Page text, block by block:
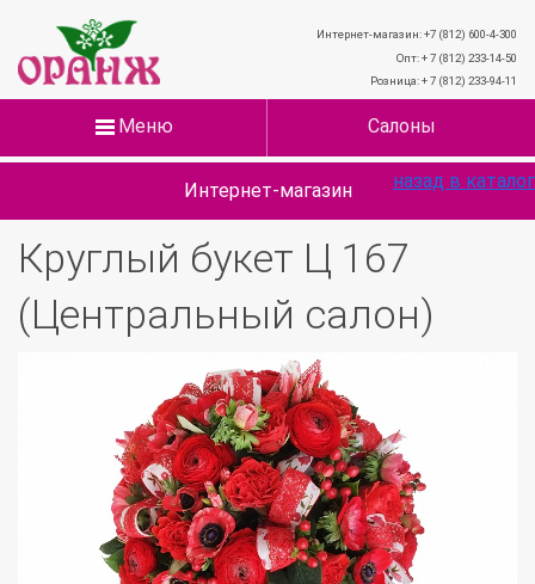
Интернет-магазин: +7 (812) 600-4-300
Опт: + 7 (812) 233-14-50
Розница: + 7 (812) 233-94-11
Меню Салоны
Интернет-магазин
Круглый букет Ц 167
(Центральный салон)
назад в каталог